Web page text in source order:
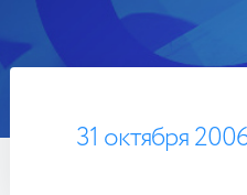
31 октября 2006